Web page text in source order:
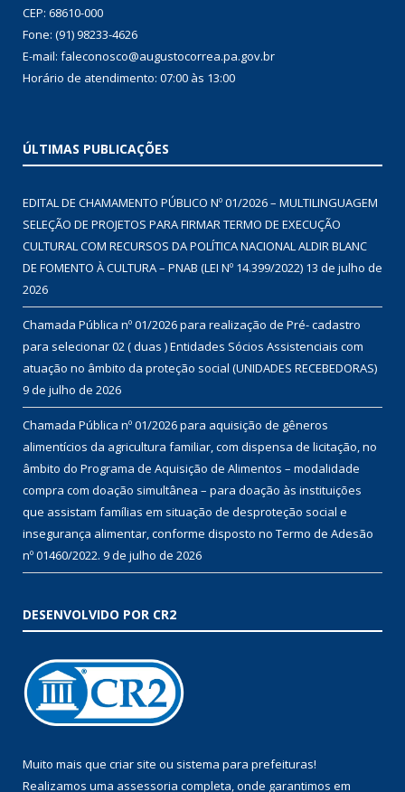
CEP: 68610-000
Fone: (91) 98233-4626
E-mail: faleconosco@augustocorrea.pa.gov.br
Horário de atendimento: 07:00 às 13:00
ÚLTIMAS PUBLICAÇÕES
EDITAL DE CHAMAMENTO PÚBLICO Nº 01/2026 – MULTILINGUAGEM
SELEÇÃO DE PROJETOS PARA FIRMAR TERMO DE EXECUÇÃO
CULTURAL COM RECURSOS DA POLÍTICA NACIONAL ALDIR BLANC
DE FOMENTO À CULTURA – PNAB (LEI Nº 14.399/2022) 13 de julho de
2026
Chamada Pública nº 01/2026 para realização de Pré- cadastro
para selecionar 02 ( duas ) Entidades Sócios Assistenciais com
atuação no âmbito da proteção social (UNIDADES RECEBEDORAS)
9 de julho de 2026
Chamada Pública nº 01/2026 para aquisição de gêneros
alimentícios da agricultura familiar, com dispensa de licitação, no
âmbito do Programa de Aquisição de Alimentos – modalidade
compra com doação simultânea – para doação às instituições
que assistam famílias em situação de desproteção social e
insegurança alimentar, conforme disposto no Termo de Adesão
nº 01460/2022. 9 de julho de 2026
DESENVOLVIDO POR CR2
Muito mais que criar site ou sistema para prefeituras!
Realizamos uma assessoria completa, onde garantimos em